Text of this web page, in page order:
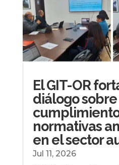
El GIT-OR
diálogo
normativas
en el sector
Jul 11, 2026